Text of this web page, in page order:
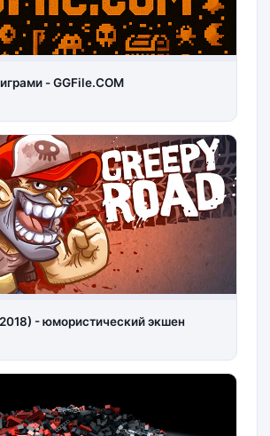
- GGFile.COM
- юмористический экшен